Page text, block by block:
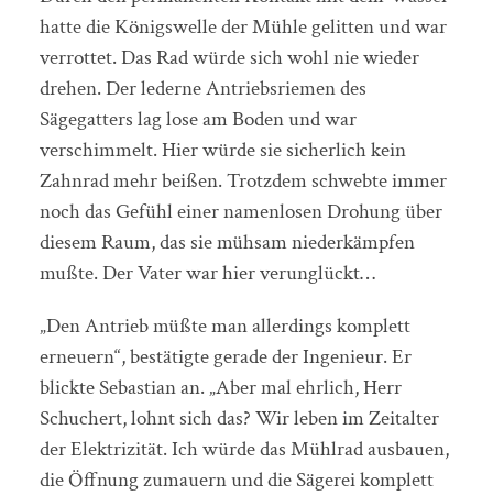
hatte die Königswelle der Mühle gelitten und war
verrottet. Das Rad würde sich wohl nie wieder
drehen. Der lederne Antriebsriemen des
Sägegatters lag lose am Boden und war
verschimmelt. Hier würde sie sicherlich kein
Zahnrad mehr beißen. Trotzdem schwebte immer
noch das Gefühl einer namenlosen Drohung über
diesem Raum, das sie mühsam niederkämpfen
mußte. Der Vater war hier verunglückt…
„Den Antrieb müßte man allerdings komplett
erneuern“, bestätigte gerade der Ingenieur. Er
blickte Sebastian an. „Aber mal ehrlich, Herr
Schuchert, lohnt sich das? Wir leben im Zeitalter
der Elektrizität. Ich würde das Mühlrad ausbauen,
die Öffnung zumauern und die Sägerei komplett